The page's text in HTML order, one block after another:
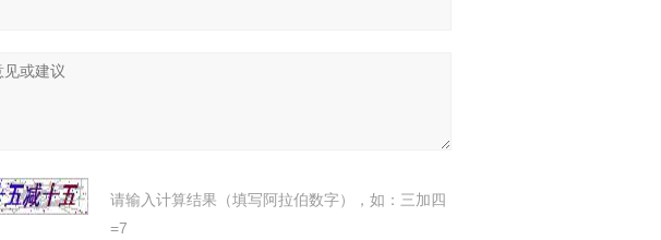
请输入计算结果（填写阿拉伯数字），如：三加四
=7